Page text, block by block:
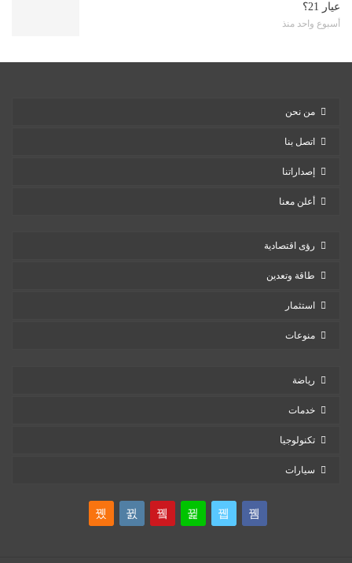
عيار 21؟
أسبوع واحد منذ
من نحن
اتصل بنا
إصداراتنا
أعلن معنا
رؤى اقتصادية
طاقة وتعدين
استثمار
منوعات
رياضة
خدمات
تكنولوجيا
سيارات